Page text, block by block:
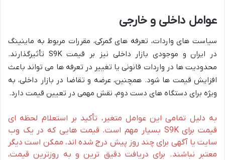
عوامل داخلی و خارجی
سیاست های واردات، تعرفه های گمرکی، مقررات مربوط به ماینینگ
در ایران و موجودی بازار داخلی نیز بر قیمت S9K تأثیرگذارند.
محدودیت ها در واردات قانونی یا تغییر در تعرفه ها می تواند باعث
افزایش قیمت ها شود. همچنین، عرضه و تقاضا در بازار داخلی، به
ویژه برای دستگاه های دست دوم، نقش مهمی در تعیین قیمت دارد.
به دلیل تمامی این عوامل متغیر، تأکید بر استعلام لحظه ای
قیمت برای S9K بسیار مهم است. قیمت هایی که در یک وب
سایت یا آگهی برای چند روز پیش درج شده اند، ممکن است دیگر
معتبر نباشند. برای دریافت دقیق ترین و به روزترین قیمت،